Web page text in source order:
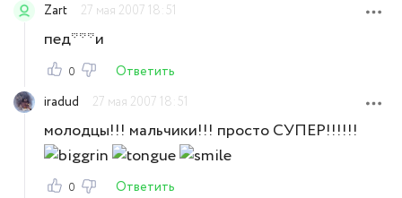
Zart
27 мая 2007 18:51
пед***и
0
Ответить
iradud
27 мая 2007 18:51
молодцы!!! мальчики!!! просто СУПЕР!!!!!!
0
Ответить